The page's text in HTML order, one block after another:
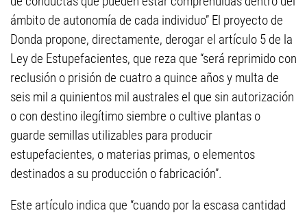
ámbito de autonomía de cada individuo” El proyecto de
Donda propone, directamente, derogar el artículo 5 de la
Ley de Estupefacientes, que reza que “será reprimido con
reclusión o prisión de cuatro a quince años y multa de
seis mil a quinientos mil australes el que sin autorización
o con destino ilegítimo siembre o cultive plantas o
guarde semillas utilizables para producir
estupefacientes, o materias primas, o elementos
destinados a su producción o fabricación”.
Este artículo indica que “cuando por la escasa cantidad